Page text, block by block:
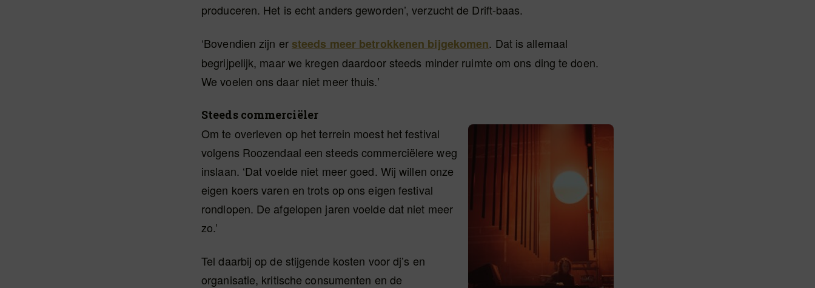
produceren. Het is echt anders geworden’, verzucht de Drift-baas.
‘Bovendien zijn er steeds meer betrokkenen bijgekomen. Dat is allemaal
begrijpelijk, maar we kregen daardoor steeds minder ruimte om ons ding te doen.
We voelen ons daar niet meer thuis.’
Steeds commerciëler
Om te overleven op het terrein moest het festival
volgens Roozendaal een steeds commerciëlere weg
inslaan. ‘Dat voelde niet meer goed. Wij willen onze
eigen koers varen en trots op ons eigen festival
rondlopen. De afgelopen jaren voelde dat niet meer
zo.’
Tel daarbij op de stijgende kosten voor dj’s en
organisatie, kritische consumenten en de